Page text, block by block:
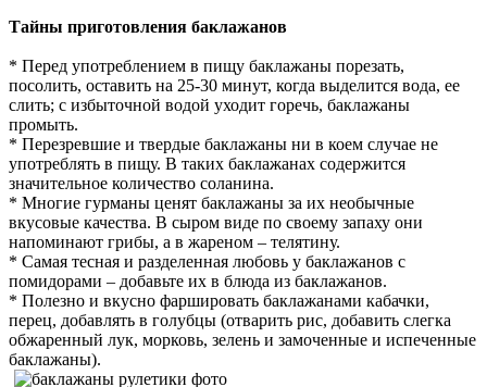
Тайны приготовления баклажанов
* Перед употреблением в пищу баклажаны порезать,
посолить, оставить на 25-30 минут, когда выделится вода, ее
слить; с избыточной водой уходит горечь, баклажаны
промыть.
* Перезревшие и твердые баклажаны ни в коем случае не
употреблять в пищу. В таких баклажанах содержится
значительное количество соланина.
* Многие гурманы ценят баклажаны за их необычные
вкусовые качества. В сыром виде по своему запаху они
напоминают грибы, а в жареном – телятину.
* Самая тесная и разделенная любовь у баклажанов с
помидорами – добавьте их в блюда из баклажанов.
* Полезно и вкусно фаршировать баклажанами кабачки,
перец, добавлять в голубцы (отварить рис, добавить слегка
обжаренный лук, морковь, зелень и замоченные и испеченные
баклажаны).